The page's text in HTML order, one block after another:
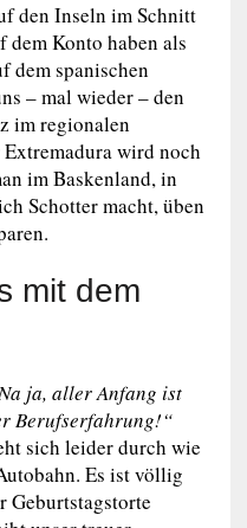
den Inseln im Schnitt
dem Konto haben als
dem spanischen
– mal wieder – den
im regionalen
wird noch
im Baskenland, in
Schotter macht, üben
mit dem
ja, aller Anfang ist
Berufserfahrung!“
sich leider durch wie
Es ist völlig
Geburtstagstorte